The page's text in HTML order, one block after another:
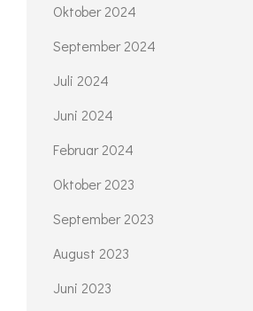
Oktober 2024
September 2024
Juli 2024
Juni 2024
Februar 2024
Oktober 2023
September 2023
August 2023
Juni 2023